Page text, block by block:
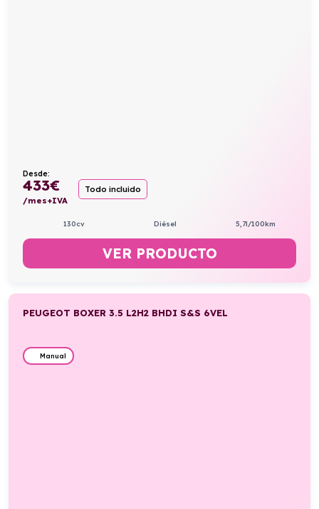
Desde:
433€
/mes+IVA
Todo incluido
130cv Diésel 5,7l/100km
VER PRODUCTO
PEUGEOT BOXER 3.5 L2H2 BHDI S&S 6VEL
Manual